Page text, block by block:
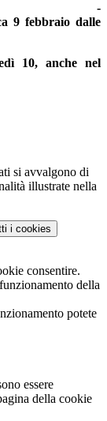
-
9 febbraio dalle
10, anche nel
si avvalgono di
illustrate nella
i cookies
consentire.
della
potete
essere
della cookie